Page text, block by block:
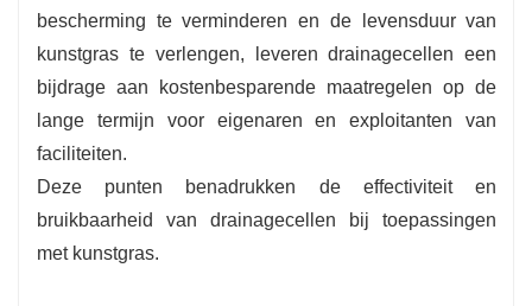
bescherming te verminderen en de levensduur van
kunstgras te verlengen, leveren drainagecellen een
bijdrage aan kostenbesparende maatregelen op de
lange termijn voor eigenaren en exploitanten van
faciliteiten.
Deze punten benadrukken de effectiviteit en
bruikbaarheid van drainagecellen bij toepassingen
met kunstgras.